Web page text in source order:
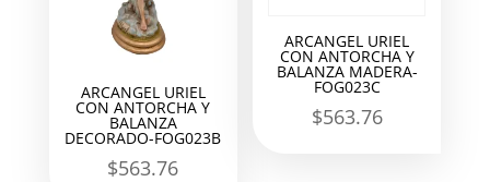
ARCANGEL URIEL
CON ANTORCHA Y
BALANZA
DECORADO-FOG023B
$563.76
ARCANGEL URIEL
CON ANTORCHA Y
BALANZA MADERA-
FOG023C
$563.76